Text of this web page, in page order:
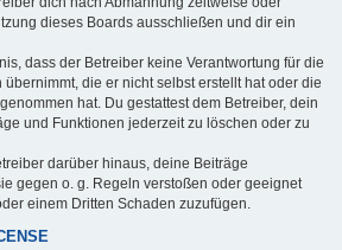
dieses Boards ausschließen und dir ein
dass der Betreiber keine Verantwortung für die
übernimmt, die er nicht selbst erstellt hat oder die
hat. Du gestattest dem Betreiber, dein
und Funktionen jederzeit zu löschen oder zu
darüber hinaus, deine Beiträge
gegen o. g. Regeln verstoßen oder geeignet
einem Dritten Schaden zuzufügen.